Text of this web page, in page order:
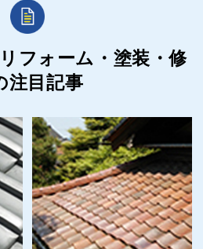
フォーム・塗装・修
注目記事